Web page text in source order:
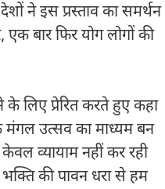
ने इस प्रस्ताव का समर्थन
बार फिर योग लोगों की
के लिए प्रेरित करते हुए कहा
मंगल उत्सव का माध्यम बन
केवल व्यायाम नहीं कर रही
की पावन धरा से हम